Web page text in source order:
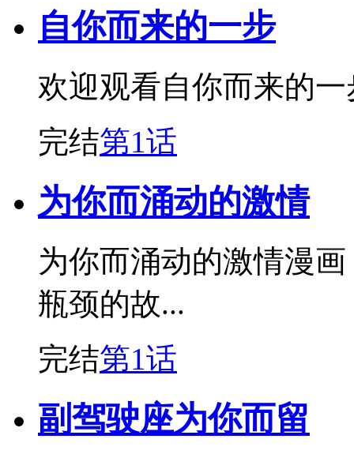
自你而来的一步
欢迎观看自你而来的一
完结第1话
为你而涌动的激情
为你而涌动的激情漫
瓶颈的故...
完结第1话
副驾驶座为你而留